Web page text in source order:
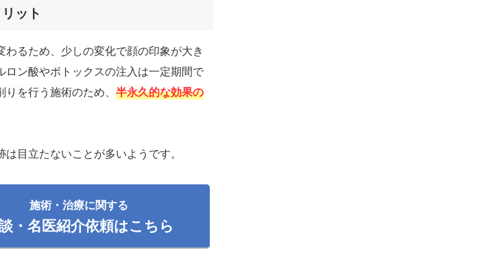
ット
るため、少しの変化で顔の印象が大き
ロン酸やボトックスの注入は一定期間で
を行う施術のため、 半永久的な効果の
目立たないことが多いようです。
施術・治療に関する
・名医紹介依頼はこちら